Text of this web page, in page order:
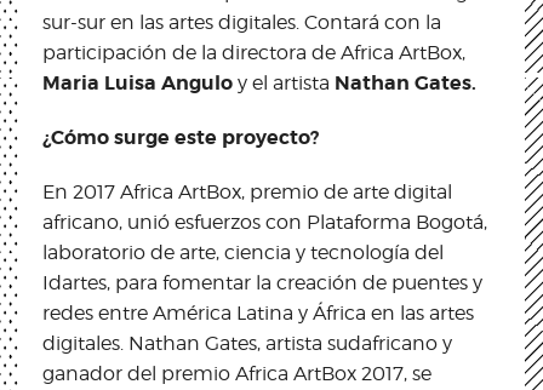
sur-sur en las artes digitales. Contará con la
participación de la directora de Africa ArtBox,
Maria Luisa Angulo y el artista Nathan Gates.
¿Cómo surge este proyecto?
En 2017 Africa ArtBox, premio de arte digital
africano, unió esfuerzos con Plataforma Bogotá,
laboratorio de arte, ciencia y tecnología del
Idartes, para fomentar la creación de puentes y
redes entre América Latina y África en las artes
digitales. Nathan Gates, artista sudafricano y
ganador del premio Africa ArtBox 2017, se